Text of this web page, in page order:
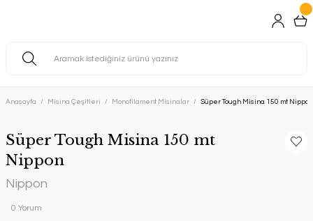
Anasayfa Misina Çeşitleri Monofilament Misinalar Süper Tough Misina 150 mt Nippon
Süper Tough Misina 150 mt
Nippon
Nippon
0 Yorum